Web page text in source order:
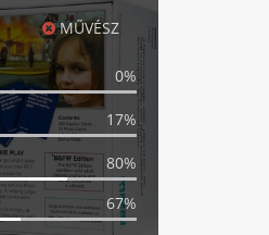
MŰVÉSZ
0%
17%
80%
67%